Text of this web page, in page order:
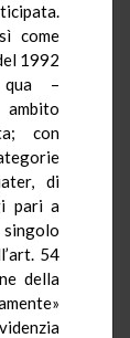
come
1992
–
con
di
pari a
54
della